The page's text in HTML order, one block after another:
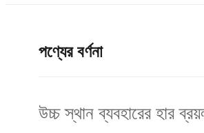
পণ্যের বর্ণনা
উচ্চ স্থান ব্যবহারের হার